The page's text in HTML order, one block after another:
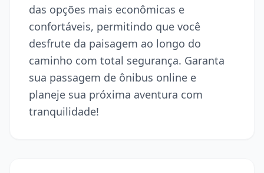
das opções mais econômicas e
confortáveis, permitindo que você
desfrute da paisagem ao longo do
caminho com total segurança. Garanta
sua passagem de ônibus online e
planeje sua próxima aventura com
tranquilidade!